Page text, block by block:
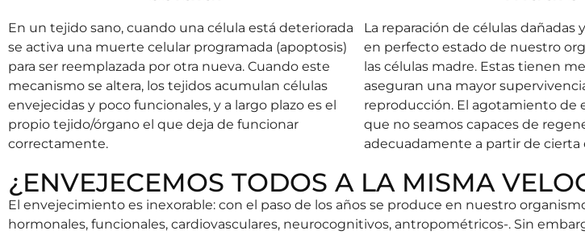
En un tejido sano, cuando una célula está deteriorada
se activa una muerte celular programada (apoptosis)
para ser reemplazada por otra nueva. Cuando este
mecanismo se altera, los tejidos acumulan células
envejecidas y poco funcionales, y a largo plazo es el
propio tejido/órgano el que deja de funcionar
correctamente.
La reparación de células
en perfecto estado de nuestro
las células madre. Estas tienen
aseguran una mayor
reproducción. El agotamiento de
que no seamos capaces de
adecuadamente a partir de cierta
¿ENVEJECEMOS TODOS A LA MISMA
El envejecimiento es inexorable: con el paso de los años se produce en nuestro
hormonales, funcionales, cardiovasculares, neurocognitivos, antropométricos-. Sin